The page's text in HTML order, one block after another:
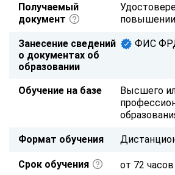
Получаемый
документ
Занесение сведений
о документах об
образовании
ФИС
Обучение на базе
Высшего
Формат обучения
Срок обучения от 72 часов